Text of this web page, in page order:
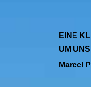
EINE
UM
Marcel